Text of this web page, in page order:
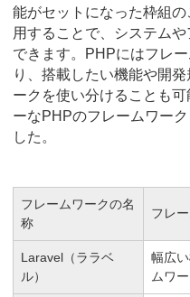
能がセットになった枠組
用することで、システム
できます。PHPにはフレ
り、搭載したい機能や開
ークを使い分けることも
ーなPHPのフレームワー
した。
フレームワークの名
称
フレ
Laravel（ララベ
ル）
幅広
ムワ